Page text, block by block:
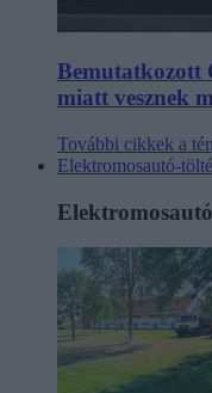
Bemutatkozott
miatt vesznek
További cikkek a
Elektromosautó-